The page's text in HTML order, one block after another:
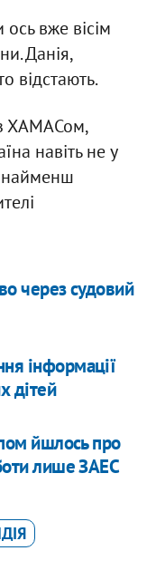
вже вісім
Данія,
відстають.
з ХАМАСом,
навіть не у
найменш
через судовий
інформації
дітей
йшлось про
лише ЗАЕС